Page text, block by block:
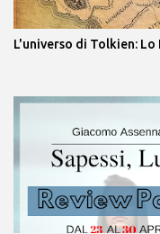
L'universo di Tolkien: